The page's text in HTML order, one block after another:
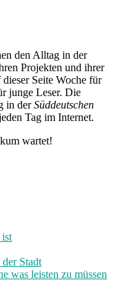
den Alltag in der
Projekten und ihrer
Seite Woche für
junge Leser. Die
in derSüddeutschen
Tag im Internet.
wartet!
Stadt
was leisten zu müssen